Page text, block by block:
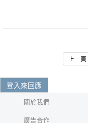
上一頁
登入來回應
關於我們
廣告合作